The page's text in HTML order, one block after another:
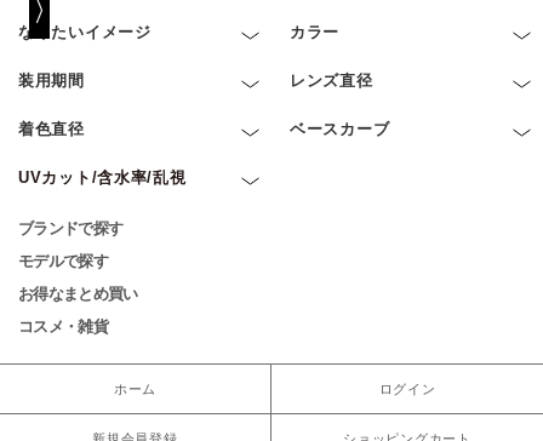
なりたいイメージ カラー
装用期間 レンズ直径
着色直径 ベースカーブ
UVカット/含水率/乱視
ブランドで探す
モデルで探す
お得なまとめ買い
コスメ・雑貨
ホーム ログイン